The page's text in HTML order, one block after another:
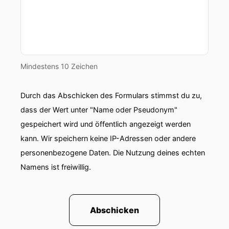
Erpressungsversuchen veröffentlichte die Gang
die Daten.
Sicherheitsvorfall bei Vodafone.
00:01:22: Die Bundesdatenschutzbeauftragte
hatte im vergangenen Jahr bereits zwei
Bußgelder gegen Vodaphone verhängt.
00:01:29: Das Unternehmen Anthropic,
vertraulich einen Antrag auf einen Börsengang
bei der amerikanischen Börsenaufsicht gestellt.
Mindestens 10 Zeichen
Durch das Abschicken des Formulars stimmst du zu,
dass der Wert unter "Name oder Pseudonym"
gespeichert wird und öffentlich angezeigt werden
kann. Wir speichern keine IP-Adressen oder andere
personenbezogene Daten. Die Nutzung deines echten
Namens ist freiwillig.
Abschicken